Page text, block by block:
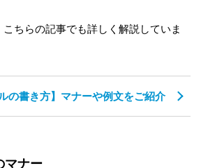
ちらの記事でも詳しく解説していま
の書き方】マナーや例文をご紹介
マナー